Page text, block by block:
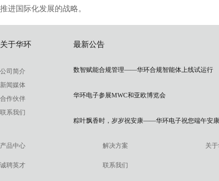
推进国际化发展的战略。
关于华环
公司简介
新闻媒体
合作伙伴
联系我们
最新公告
数智赋能合规管理——华环合规智能体上线试运行
华环电子参展MWC和亚欧博览会
粽叶飘香时，岁岁祝安康——华环电子祝您端午安康
产品中心 解决方案 关
诚聘英才 联系我们